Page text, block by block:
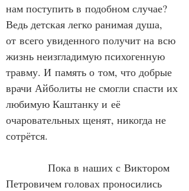
нам поступить в подобном случае?
Ведь детская легко ранимая душа,
от всего увиденного получит на всю
жизнь неизгладимую психогенную
травму. И память о том, что добрые
врачи Айболиты не смогли спасти их
любимую Каштанку и её
очаровательных щенят, никогда не
сотрётся.
Пока в наших с Виктором
Петровичем головах проносились